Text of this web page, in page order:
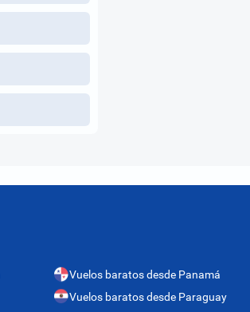
Vuelos baratos desde Panamá
Vuelos baratos desde Paraguay